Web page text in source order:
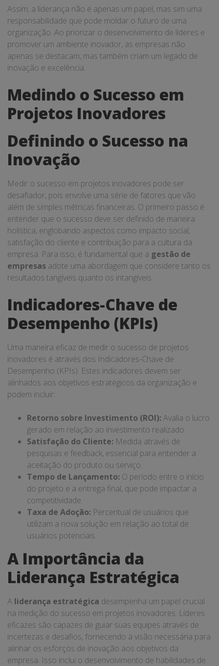
Assim, a liderança não é apenas um papel, mas sim uma
responsabilidade que pode moldar o futuro de uma
organização. Ao priorizar o desenvolvimento de líderes e
promover um ambiente inovador, as empresas não
apenas se destacam, mas também criam um legado de
inovação e excelência.
Medindo o Sucesso em
Projetos Inovadores
Definindo o Sucesso na
Inovação
Medir o sucesso em projetos inovadores pode ser
desafiador, pois envolve uma série de fatores que vão
além de simples métricas financeiras. O primeiro passo é
entender que o sucesso deve ser definido de maneira
holística, englobando aspectos como impacto social,
satisfação do cliente e contribuição para a cultura da
empresa. Para isso, é fundamental que a gestão de
empresas adote uma abordagem que considere tanto os
resultados tangíveis quanto os intangíveis.
Indicadores-Chave de
Desempenho (KPIs)
Uma maneira eficaz de medir o sucesso de projetos
inovadores é através dos Indicadores-Chave de
Desempenho (KPIs). Estes indicadores devem ser
alinhados aos objetivos estratégicos da organização e
podem incluir:
Retorno sobre Investimento (ROI): Avalia o lucro
gerado em relação ao investimento realizado.
Satisfação do Cliente: Medida através de
pesquisas e feedback, essencial para entender a
aceitação do produto ou serviço.
Tempo de Lançamento: O período entre o início
do projeto e a entrega final, que pode impactar a
competitividade.
Taxa de Adoção: Percentual de usuários que
utilizam a nova solução em relação ao total de
usuários potenciais.
A Importância da
Liderança Estratégica
A liderança estratégica desempenha um papel crucial
na medição do sucesso em projetos inovadores. Líderes
eficazes são capazes de guiar suas equipes através de
incertezas e desafios, fornecendo a visão necessária para
alinhar os esforços de inovação aos objetivos da
empresa. Isso inclui o desenvolvimento de habilidades de